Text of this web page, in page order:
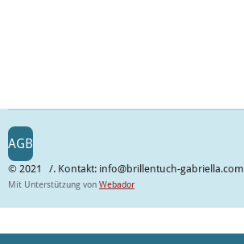
AGB
© 2021 /. Kontakt: info@brillentuch-gabriella.com
Mit Unterstützung von Webador